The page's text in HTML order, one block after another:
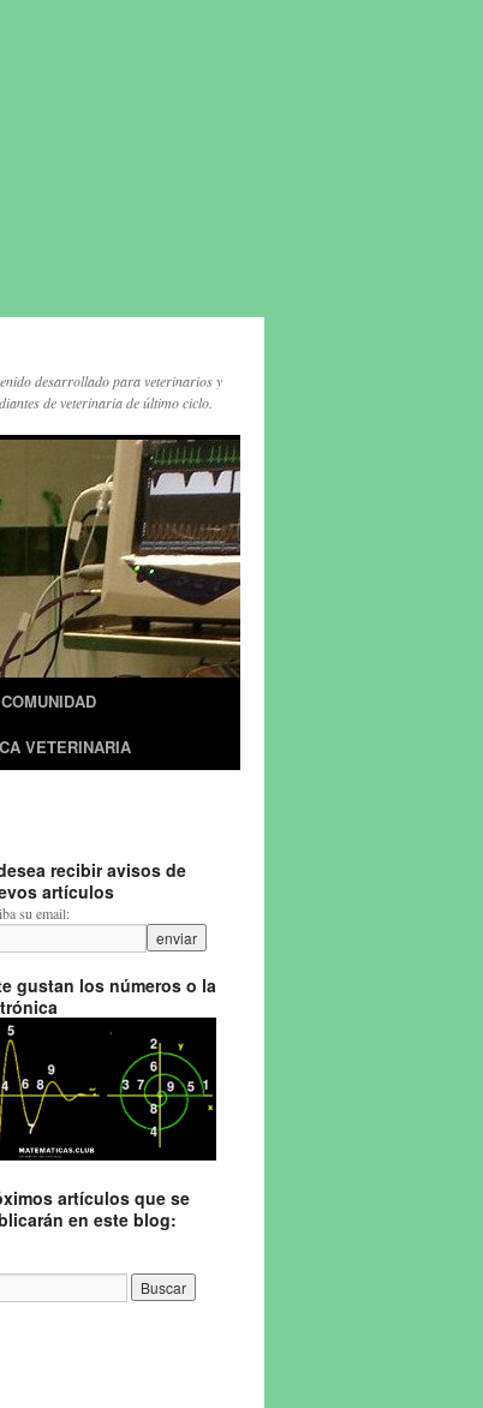
desarrollado para veterinarios y
de veterinaria de último ciclo.
VETERINARIA
recibir avisos de
artículos
su email:
gustan los números o la
artículos que se
en este blog: